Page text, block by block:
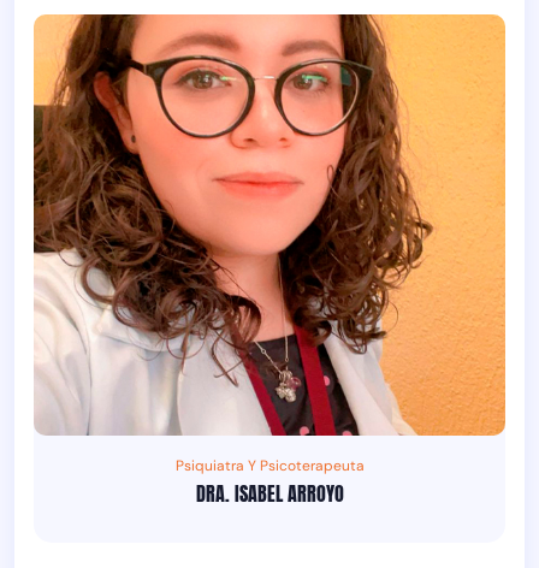
Psiquiatra Y Psicoterapeuta
DRA. ISABEL ARROYO